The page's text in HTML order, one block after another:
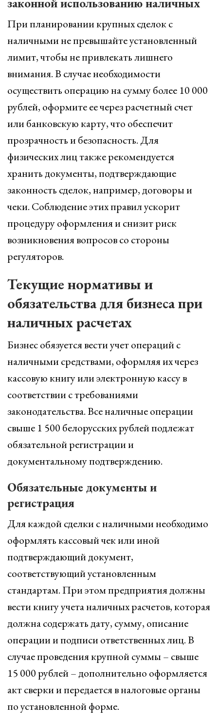
При планировании крупных сделок с
наличными не превышайте установленный
лимит, чтобы не привлекать лишнего
внимания. В случае необходимости
осуществить операцию на сумму более 10 000
рублей, оформите ее через расчетный счет
или банковскую карту, что обеспечит
прозрачность и безопасность. Для
физических лиц также рекомендуется
хранить документы, подтверждающие
законность сделок, например, договоры и
чеки. Соблюдение этих правил ускорит
процедуру оформления и снизит риск
возникновения вопросов со стороны
регуляторов.
Текущие нормативы и
обязательства для бизнеса при
наличных расчетах
Бизнес обязуется вести учет операций с
наличными средствами, оформляя их через
кассовую книгу или электронную кассу в
соответствии с требованиями
законодательства. Все наличные операции
свыше 1 500 белорусских рублей подлежат
обязательной регистрации и
документальному подтверждению.
Обязательные документы и
регистрация
Для каждой сделки с наличными необходимо
оформлять кассовый чек или иной
подтверждающий документ,
соответствующий установленным
стандартам. При этом предприятия должны
вести книгу учета наличных расчетов, которая
должна содержать дату, сумму, описание
операции и подписи ответственных лиц. В
случае проведения крупной суммы – свыше
15 000 рублей – дополнительно оформляется
акт сверки и передается в налоговые органы
по установленной форме.